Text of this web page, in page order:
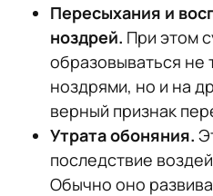
Пересыхания и
ноздрей. При этом
образовываться не
ноздрями, но и на
верный признак
Утрата обоняния.
последствие
Обычно оно